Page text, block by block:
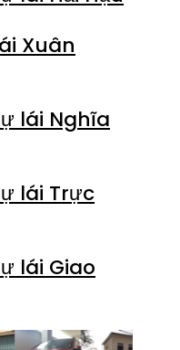
Xuân
lái Nghĩa
lái Trực
lái Giao